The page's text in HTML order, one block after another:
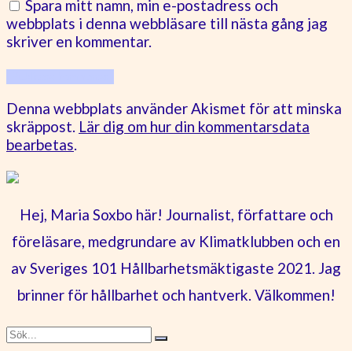
Spara mitt namn, min e-postadress och
webbplats i denna webbläsare till nästa gång jag
skriver en kommentar.
Denna webbplats använder Akismet för att minska
skräppost. Lär dig om hur din kommentarsdata
bearbetas.
Hej, Maria Soxbo här! Journalist, författare och
föreläsare, medgrundare av Klimatklubben och en
av Sveriges 101 Hållbarhetsmäktigaste 2021. Jag
brinner för hållbarhet och hantverk. Välkommen!